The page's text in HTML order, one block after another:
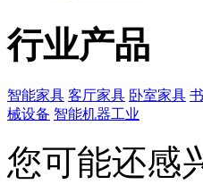
行业产品
智能家具 客厅家具 卧室家具
械设备 智能机器工业
您可能还感